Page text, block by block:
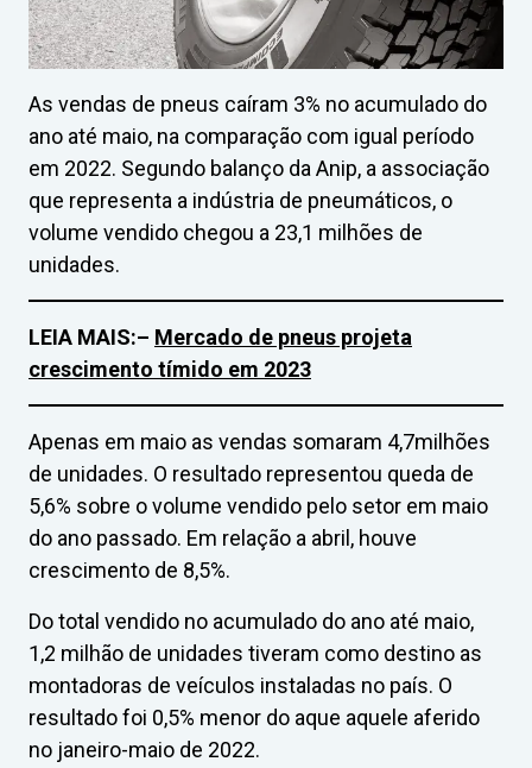
As vendas de pneus caíram 3% no acumulado do
ano até maio, na comparação com igual período
em 2022. Segundo balanço da Anip, a associação
que representa a indústria de pneumáticos, o
volume vendido chegou a 23,1 milhões de
unidades.
LEIA MAIS:– Mercado de pneus projeta
crescimento tímido em 2023
Apenas em maio as vendas somaram 4,7milhões
de unidades. O resultado representou queda de
5,6% sobre o volume vendido pelo setor em maio
do ano passado. Em relação a abril, houve
crescimento de 8,5%.
Do total vendido no acumulado do ano até maio,
1,2 milhão de unidades tiveram como destino as
montadoras de veículos instaladas no país. O
resultado foi 0,5% menor do aque aquele aferido
no janeiro-maio de 2022.